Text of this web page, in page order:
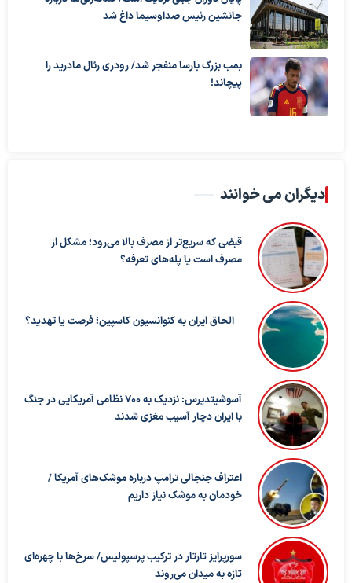
جانشین رئیس صداوسیما داغ شد
بمب بزرگ بارسا منفجر شد/ رودری رئال مادرید را
پیچاند!
دیگران می خوانند
قبضی که سریع‌تر از مصرف بالا می‌رود؛ مشکل از
مصرف است یا پله‌های تعرفه؟
الحاق ایران به کنوانسیون کاسپین؛ فرصت یا تهدید؟
آسوشیتدپرس: نزدیک به ۷۰۰ نظامی آمریکایی در جنگ
با ایران دچار آسیب مغزی شدند
اعتراف جنجالی ترامپ درباره موشک‌های آمریکا /
خودمان به موشک نیاز داریم
سورپرایز تارتار در ترکیب پرسپولیس/ سرخ‌ها با چهره‌ای
تازه به میدان می‌روند